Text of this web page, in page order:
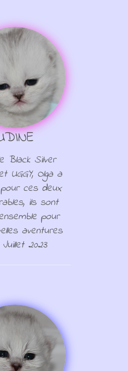
Black Silver
UGGY, Olga a
ces deux
ils sont
pour
aventures
2023